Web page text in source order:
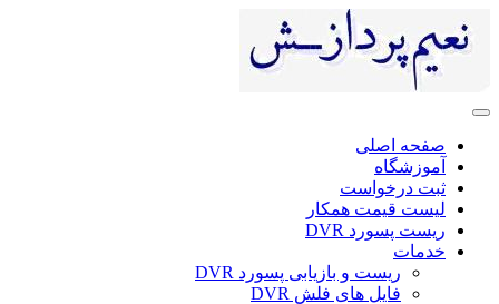
صفحه اصلی
آموزشگاه
ثبت درخواست
لیست قیمت همکار
ریست پسورد DVR
خدمات
ریست و بازیابی پسورد DVR
فایل های فلش DVR